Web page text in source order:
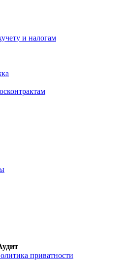
и налогам
приватности